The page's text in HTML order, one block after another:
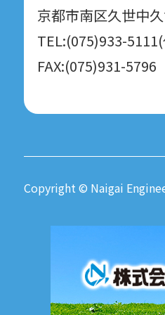
京都市南区久世中
TEL:(075)933-
FAX:(075)931-5796
Copyright © Naigai